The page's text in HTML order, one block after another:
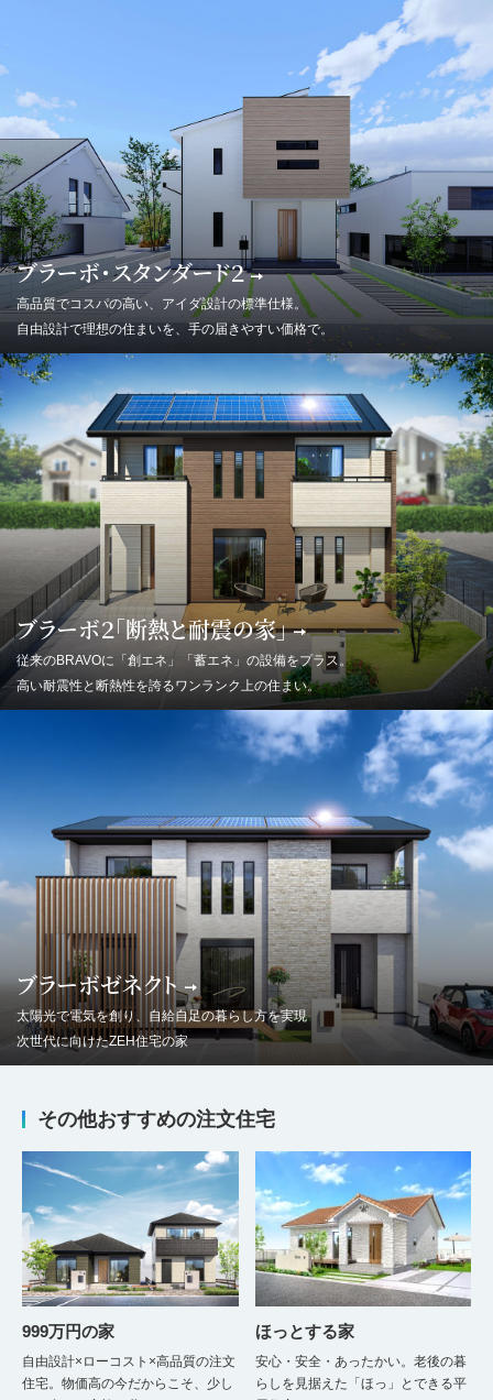
ブラーボ・スタンダード２
高品質でコスパの高い、アイダ設計の標準仕様。
自由設計で理想の住まいを、手の届きやすい価格で。
ブラーボ２「断熱と耐震の家」
従来のBRAVOに「創エネ」「蓄エネ」の設備をプラス。
高い耐震性と断熱性を誇るワンランク上の住まい。
ブラーボゼネクト
太陽光で電気を創り、自給自足の暮らし方を実現
次世代に向けたZEH住宅の家
その他おすすめの注文住宅
999万円の家
自由設計×ローコスト×高品質の注文
住宅。物価高の今だからこそ、少し
ほっとする家
安心・安全・あったかい。老後の暮
らしを見据えた「ほっ」とできる平